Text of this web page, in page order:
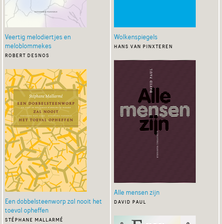
Veertig melodiertjes en
meloblommekes
robert desnos
Een dobbelsteenworp zal nooit het
toeval opheffen
stéphane mallarmé
Wolkenspiegels
hans van pinxteren
Alle mensen zijn
david paul